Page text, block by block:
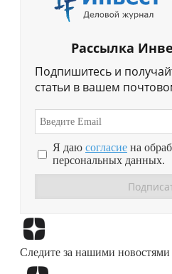
Рассылка
Подпишитесь и
статьи в вашем
Я даю согласие на
персональных данных.
Следите за нашими